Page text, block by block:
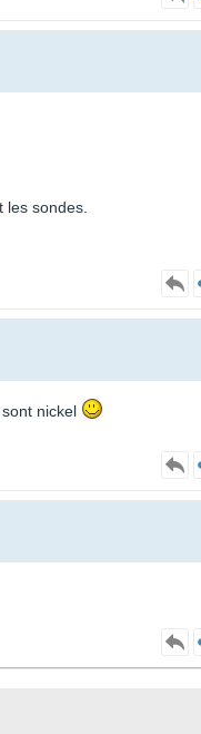
sondes.
nickel